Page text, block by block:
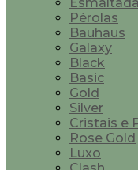
Pérolas
Bauhaus
Galaxy
Black
Basic
Gold
Silver
Cristais e
Rose Gold
Luxo